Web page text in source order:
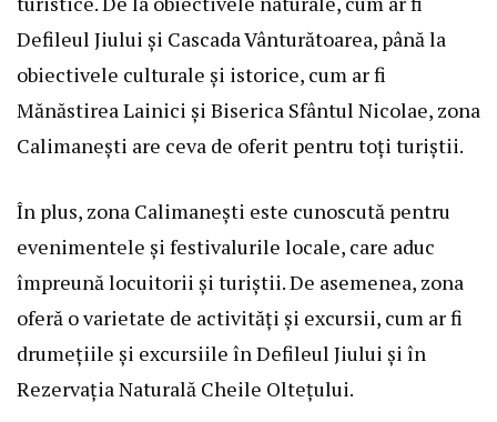
Defileul Jiului și Cascada Vânturătoarea, până la
obiectivele culturale și istorice, cum ar fi
Mănăstirea Lainici și Biserica Sfântul Nicolae, zona
Calimanești are ceva de oferit pentru toți turiștii.
În plus, zona Calimanești este cunoscută pentru
evenimentele și festivalurile locale, care aduc
împreună locuitorii și turiștii. De asemenea, zona
oferă o varietate de activități și excursii, cum ar fi
drumețiile și excursiile în Defileul Jiului și în
Rezervația Naturală Cheile Oltețului.